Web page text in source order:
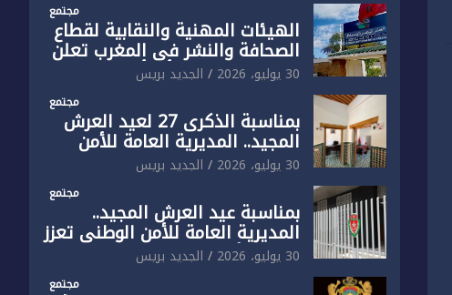
مجتمع
الهيئات المهنية والنقابية لقطاع
الصحافة والنشر في المغرب تعلن
رفضها القاطع لـ”أي أجندة انتخابية
مُعدة على مقاس سياسي
ومصلحي ضيق”
30 يوليو، 2026 الجديد بريس
مجتمع
بمناسبة الذكرى 27 لعيد العرش
المجيد.. المديرية العامة للأمن
الوطني تفتتح المقر الجديد لفرقة
الشرطة السياحية بفاس
30 يوليو، 2026 الجديد بريس
مجتمع
بمناسبة عيد العرش المجيد..
المديرية العامة للأمن الوطني تعزز
البنية الأمنية بالناظور بإحداث
فرقتين جديدتين
30 يوليو، 2026 الجديد بريس
مجتمع